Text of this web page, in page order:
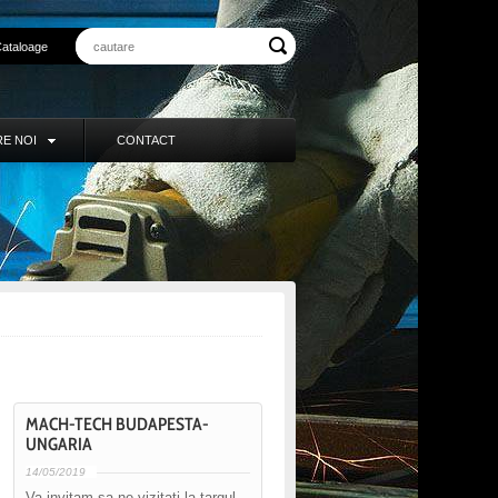
NOI CONTACT
MACH-TECH BUDAPESTA-
UNGARIA
14/05/2019